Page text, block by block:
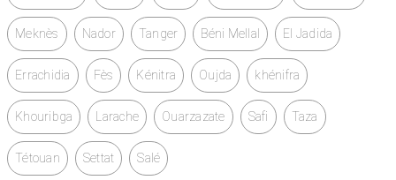
Meknès Nador Tanger Béni Mellal El Jadida
Errachidia Fès Kénitra Oujda khénifra
Khouribga Larache Ouarzazate Safi Taza
Tétouan Settat Salé